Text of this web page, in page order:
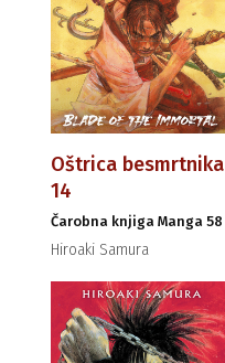
Oštrica besmrtnika
14
Čarobna knjiga Manga 58
Hiroaki Samura